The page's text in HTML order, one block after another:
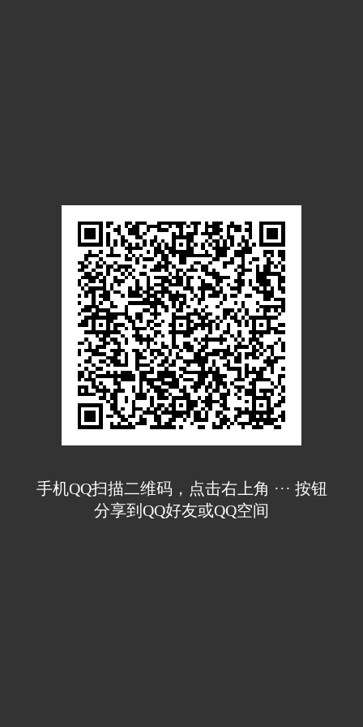
手机QQ扫描二维码，点击右上角 ··· 按钮
分享到QQ好友或QQ空间